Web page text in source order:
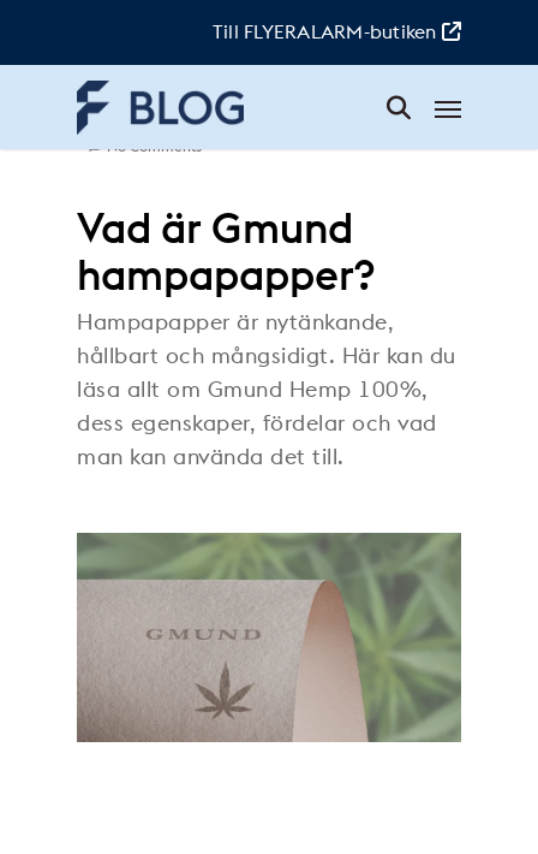
Till FLYERALARM-butiken
Pamela | 11. May 2026 Backstage
|
No Comments
Vad är Gmund
hampapapper?
Hampapapper är nytänkande,
hållbart och mångsidigt. Här kan du
läsa allt om Gmund Hemp 100%,
dess egenskaper, fördelar och vad
man kan använda det till.